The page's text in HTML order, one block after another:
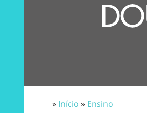
» Início » Ensino